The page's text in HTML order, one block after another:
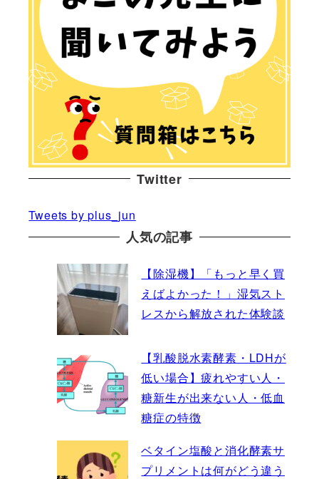
Twitter
Tweets by plus_jun
人気の記事
【除湿機】「もっと早く買
えばよかった！」湿気スト
レスから解放された体験談
【乳酸脱水素酵素・LDHが
低い場合】疲れやすい人・
糖新生が出来ない人・低血
糖症の特徴
ベタイン塩酸と消化酵素サ
プリメントは何がどう違う